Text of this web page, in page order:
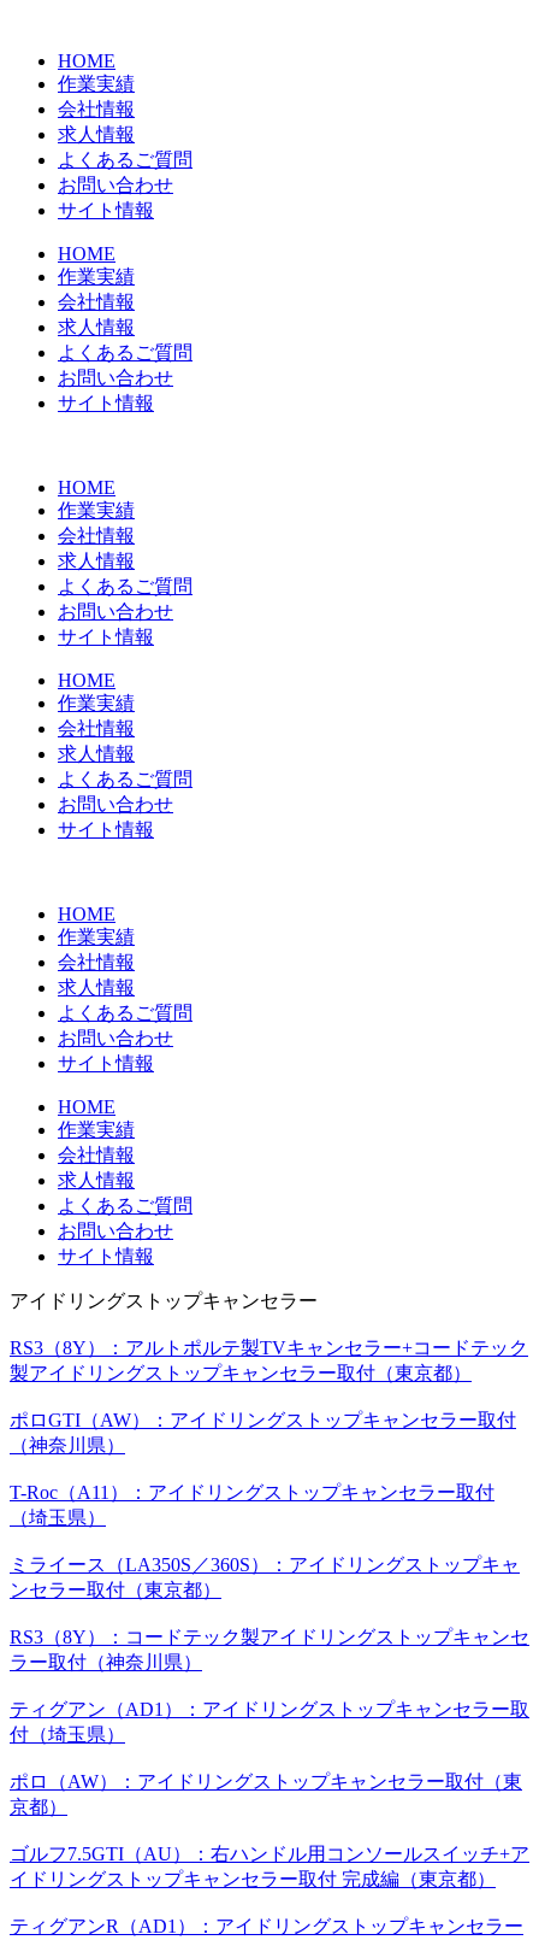
HOME
作業実績
会社情報
求人情報
よくあるご質問
お問い合わせ
サイト情報
HOME
作業実績
会社情報
求人情報
よくあるご質問
お問い合わせ
サイト情報
HOME
作業実績
会社情報
求人情報
よくあるご質問
お問い合わせ
サイト情報
HOME
作業実績
会社情報
求人情報
よくあるご質問
お問い合わせ
サイト情報
HOME
作業実績
会社情報
求人情報
よくあるご質問
お問い合わせ
サイト情報
HOME
作業実績
会社情報
求人情報
よくあるご質問
お問い合わせ
サイト情報
アイドリングストップキャンセラー
RS3（8Y）：アルトポルテ製TVキャンセラー+コードテック
製アイドリングストップキャンセラー取付（東京都）
ポロGTI（AW）：アイドリングストップキャンセラー取付
（神奈川県）
T-Roc（A11）：アイドリングストップキャンセラー取付
（埼玉県）
ミライース（LA350S／360S）：アイドリングストップキャ
ンセラー取付（東京都）
RS3（8Y）：コードテック製アイドリングストップキャンセ
ラー取付（神奈川県）
ティグアン（AD1）：アイドリングストップキャンセラー取
付（埼玉県）
ポロ（AW）：アイドリングストップキャンセラー取付（東
京都）
ゴルフ7.5GTI（AU）：右ハンドル用コンソールスイッチ+ア
イドリングストップキャンセラー取付 完成編（東京都）
ティグアンR（AD1）：アイドリングストップキャンセラー